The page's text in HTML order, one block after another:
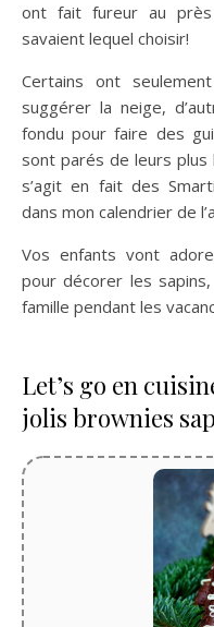
ont fait fureur au
savaient lequel choisir!
Certains ont
suggérer la neige,
fondu pour faire des
sont parés de leurs plus
s’agit en fait des
dans mon calendrier de
Vos enfants vont
pour décorer les
famille pendant les
Let’s go en
jolis brownies